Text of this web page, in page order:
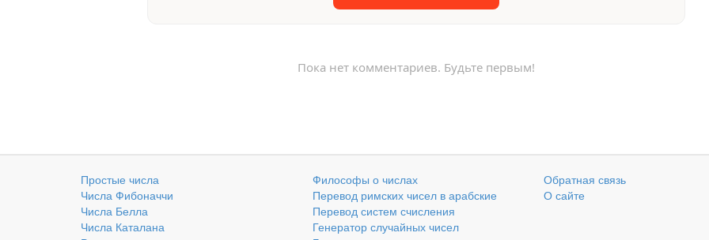
Пока нет комментариев. Будьте первым!
Простые числа
Числа Фибоначчи
Числа Белла
Числа Каталана
Философы о числах
Перевод римских чисел в арабские
Перевод систем счисления
Генератор случайных чисел
Обратная связь
О сайте